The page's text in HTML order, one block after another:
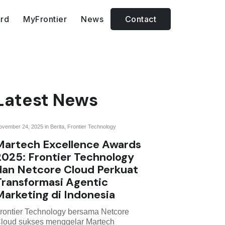
MyFrontier News Contact
News
24, 2025 in Berita Frontier Technology
Excellence Awards
Frontier Technology
Netcore Cloud Perkuat
Agentic
di Indonesia
Technology bersama Netcore
sukses menggelar Martech